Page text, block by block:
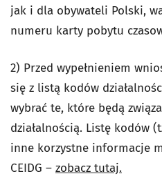
jak i dla obywateli Polski,
numeru karty pobytu
2) Przed wypełnieniem
się z listą kodów
wybrać te, które będą
działalnością. Listę kodów
inne korzystne informacje
CEIDG – zobacz tutaj.